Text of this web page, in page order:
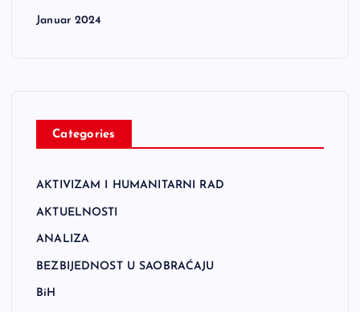
Januar 2024
Categories
AKTIVIZAM I HUMANITARNI RAD
AKTUELNOSTI
ANALIZA
BEZBIJEDNOST U SAOBRAĆAJU
BiH